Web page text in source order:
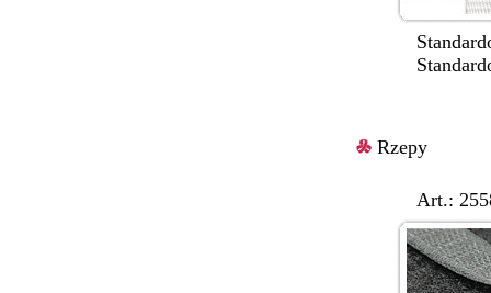
Rzepy
Art.: 2558/